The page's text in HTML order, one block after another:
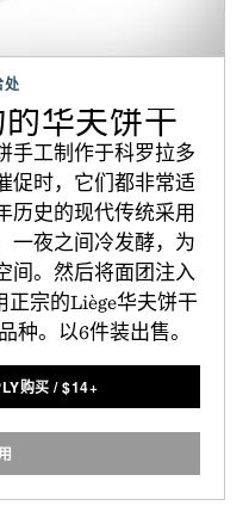
处
的华夫饼干
手工制作于科罗拉多
促时，它们都非常适
历史的现代传统采用
一夜之间冷发酵，为
间。然后将面团注入
正宗的Liège华夫饼干
种。以6件装出售。
购买 /$14+